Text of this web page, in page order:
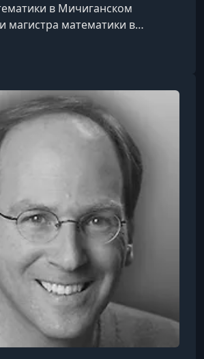
в Мичиганском
магистра математики в
Затем он
магистра наук в области
экономики и науки о
в Школе менеджмента
Западном университете.
тезис он написал под
Стэна Рейтера и лауреата
Роджера Ма